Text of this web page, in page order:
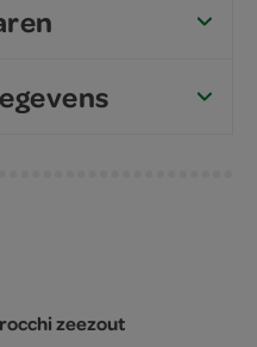
zeezout